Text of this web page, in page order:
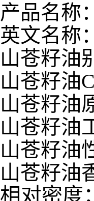
产品名称
英文名称：
山苍籽油
山苍籽油
山苍籽油
山苍籽油
山苍籽油
山苍籽油
相对密度：